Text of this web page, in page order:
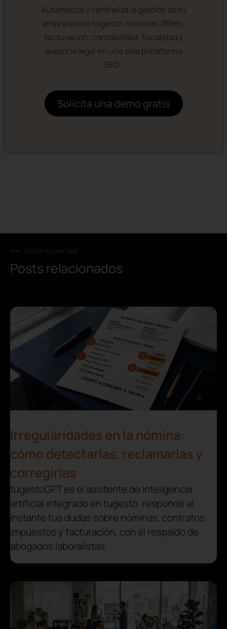
Automatiza y centraliza la gestión de tu
empresa con tugesto: nóminas, RRHH,
facturación, contabilidad, fiscalidad y
asesoría legal en una sola plataforma
360º.
Solicita una demo gratis
¡No te lo pierdas!
Posts relacionados
Irregularidades en la nómina:
cómo detectarlas, reclamarlas y
corregirlas
tugestoGPT es el asistente de inteligencia
artificial integrado en tugesto: responde al
instante tus dudas sobre nóminas, contratos,
impuestos y facturación, con el respaldo de
abogados laboralistas.